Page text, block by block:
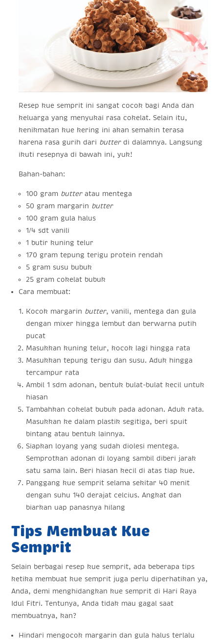
Resep kue semprit ini sangat cocok bagi Anda dan
keluarga yang menyukai rasa cokelat. Selain itu,
kenikmatan kue kering ini akan semakin terasa
karena rasa gurih dari butter di dalamnya. Langsung
ikuti resepnya di bawah ini, yuk!
Bahan-bahan:
100 gram butter atau mentega
50 gram margarin butter
100 gram gula halus
1/4 sdt vanili
1 butir kuning telur
170 gram tepung terigu protein rendah
5 gram susu bubuk
25 gram cokelat bubuk
Cara membuat:
Kocok margarin butter, vanili, mentega dan gula
dengan mixer hingga lembut dan berwarna putih
pucat
Masukkan kuning telur, kocok lagi hingga rata
Masukkan tepung terigu dan susu. Aduk hingga
tercampur rata
Ambil 1 sdm adonan, bentuk bulat-bulat kecil untuk
hiasan
Tambahkan cokelat bubuk pada adonan. Aduk rata.
Masukkan ke dalam plastik segitiga, beri spuit
bintang atau bentuk lainnya.
Siapkan loyang yang sudah diolesi mentega.
Semprotkan adonan di loyang sambil diberi jarak
satu sama lain. Beri hiasan kecil di atas tiap kue.
Panggang kue semprit selama sekitar 40 menit
dengan suhu 140 derajat celcius. Angkat dan
biarkan uap panasnya hilang
Tips Membuat Kue
Semprit
Selain berbagai resep kue semprit, ada beberapa tips
ketika membuat kue semprit juga perlu diperhatikan ya,
Anda, demi menghidangkan kue semprit di Hari Raya
Idul Fitri. Tentunya, Anda tidak mau gagal saat
membuatnya, kan?
Hindari mengocok margarin dan gula halus terlalu